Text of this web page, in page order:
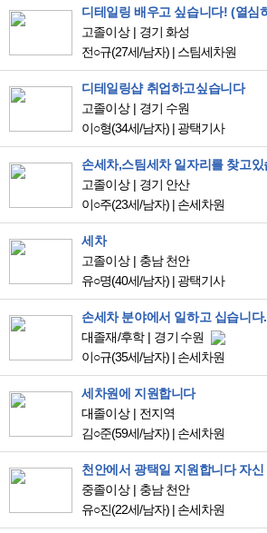
고졸이상
경기 화성
전○규(27세/남자) | 스팀세차원
디테일링샵 취업하고싶습니다
고졸이상
경기 수원
이○형(34세/남자) | 광택기사
고졸이상
경기 안산
이○주(23세/남자) | 손세차원
세차
고졸이상
충남 천안
유○명(40세/남자) | 광택기사
손세차 분야에서 일하고 십습니다.
대졸재/후학
경기 수원
이○규(35세/남자) | 손세차원
세차원에 지원합니다
대졸이상
전지역
김○준(59세/남자) | 손세차원
중졸이상
충남 천안
유○진(22세/남자) | 손세차원